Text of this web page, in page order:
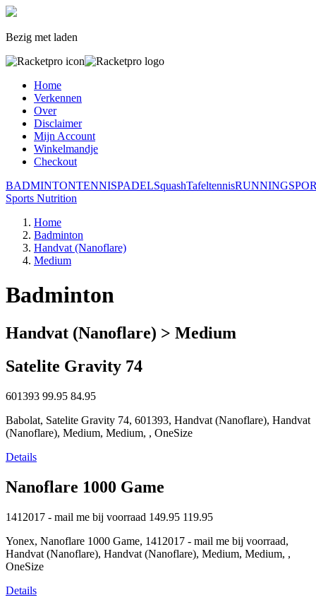
Bezig met laden
Home
Verkennen
Over
Disclaimer
Mijn Account
Winkelmandje
Checkout
BADMINTONTENNISPADELSquashTafeltennisRUNNING
Sports Nutrition
Home
Badminton
Handvat (Nanoflare)
Medium
Badminton
Handvat (Nanoflare) > Medium
Satelite Gravity 74
601393 99.95 84.95
Babolat, Satelite Gravity 74, 601393, Handvat (Nanoflare), Handvat
(Nanoflare), Medium, Medium, , OneSize
Details
Nanoflare 1000 Game
1412017 - mail me bij voorraad 149.95 119.95
Yonex, Nanoflare 1000 Game, 1412017 - mail me bij voorraad,
Handvat (Nanoflare), Handvat (Nanoflare), Medium, Medium, ,
OneSize
Details